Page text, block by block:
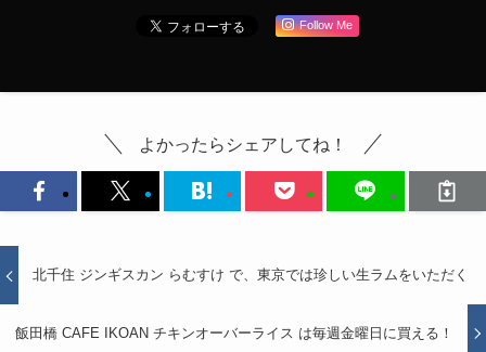
Follow Me
よかったらシェアしてね！
北千住 ジンギスカン らむすけ で、東京では珍しい生ラムをいただく
飯田橋 CAFE IKOAN チキンオーバーライス は毎週金曜日に買える！